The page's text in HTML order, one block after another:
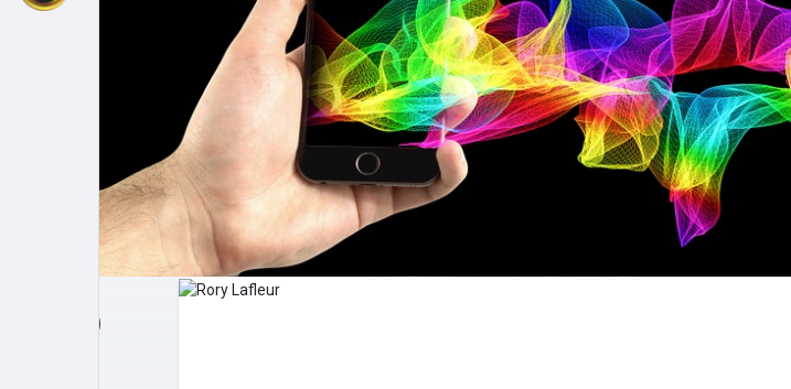
Esplorare
Post popolari Giochi